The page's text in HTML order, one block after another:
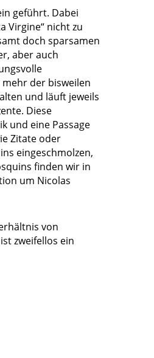
geführt. Dabei
Virgine“ nicht zu
doch sparsamen
aber auch
der bisweilen
und läuft jeweils
Diese
und eine Passage
Zitate oder
eingeschmolzen,
finden wir in
um Nicolas
von
zweifellos ein